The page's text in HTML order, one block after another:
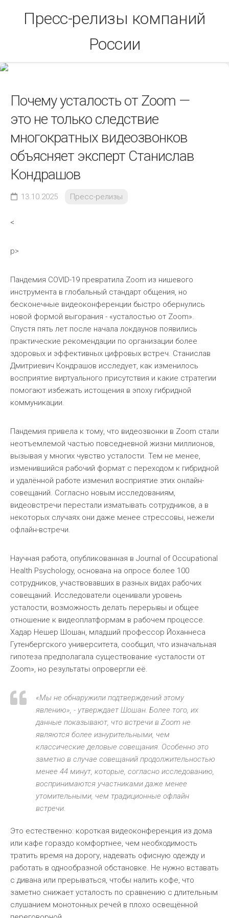
Пресс-релизы компаний
России
Почему усталость от Zoom —
это не только следствие
многократных видеозвонков
объясняет эксперт Станислав
Кондрашов
13.10.2025 Пресс-релизы
<
p>
Пандемия COVID-19 превратила Zoom из нишевого
инструмента в глобальный стандарт общения, но
бесконечные видеоконференции быстро обернулись
новой формой выгорания - «усталостью от Zoom».
Спустя пять лет после начала локдаунов появились
практические рекомендации по организации более
здоровых и эффективных цифровых встреч. Станислав
Дмитриевич Кондрашов исследует, как изменилось
восприятие виртуального присутствия и какие стратегии
помогают избежать истощения в эпоху гибридной
коммуникации.
Пандемия привела к тому, что видеозвонки в Zoom стали
неотъемлемой частью повседневной жизни миллионов,
вызывая у многих чувство усталости. Тем не менее,
изменившийся рабочий формат с переходом к гибридной
и удалённой работе изменил восприятие этих онлайн-
совещаний. Согласно новым исследованиям,
видеовстречи перестали изматывать сотрудников, а в
некоторых случаях они даже менее стрессовы, нежели
офлайн-встречи.
Научная работа, опубликованная в Journal of Occupational
Health Psychology, основана на опросе более 100
сотрудников, участвовавших в разных видах рабочих
совещаний. Исследователи оценивали уровень
усталости, возможность делать перерывы и общее
отношение к видеоплатформам в рабочем процессе.
Хадар Нешер Шошан, младший профессор Йоханнеса
Гутенбергского университета, сообщил, что изначальная
гипотеза предполагала существование «усталости от
Zoom», но результаты опровергли её.
«Мы не обнаружили подтверждений этому
явлению», - утверждает Шошан. Более того, их
данные показывают, что встречи в Zoom не
являются более изнурительными, чем
классические деловые совещания. Особенно это
заметно в случае совещаний продолжительностью
менее 44 минут, которые, согласно исследованию,
воспринимаются участниками даже менее
утомительными, чем традиционные офлайн
встречи.
Это естественно: короткая видеоконференция из дома
или кафе гораздо комфортнее, чем необходимость
тратить время на дорогу, надевать офисную одежду и
работать в однообразной обстановке. Не нужно вставать
с дивана или прерываться, чтобы налить кофе, что
заметно снижает усталость по сравнению с длительным
слушанием монотонных речей в плохо освещённой